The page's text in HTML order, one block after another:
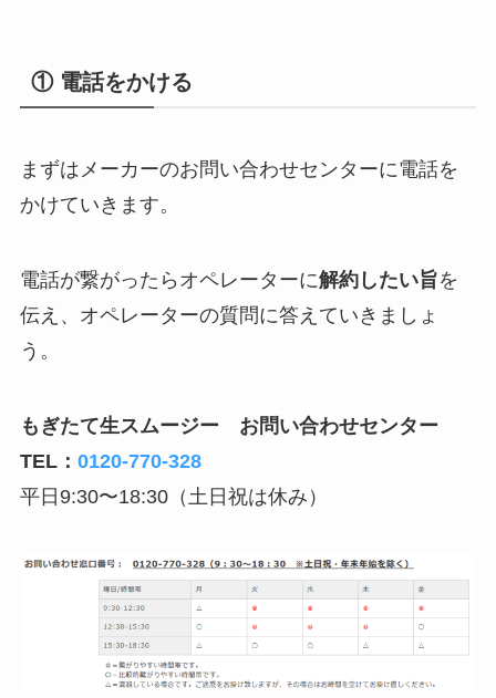
① 電話をかける
まずはメーカーのお問い合わせセンターに電話を
かけていきます。
電話が繋がったらオペレーターに解約したい旨を
伝え、オペレーターの質問に答えていきましょ
う。
もぎたて生スムージー お問い合わせセンター
TEL： 0120-770-328
平日9:30〜18:30（土日祝は休み）